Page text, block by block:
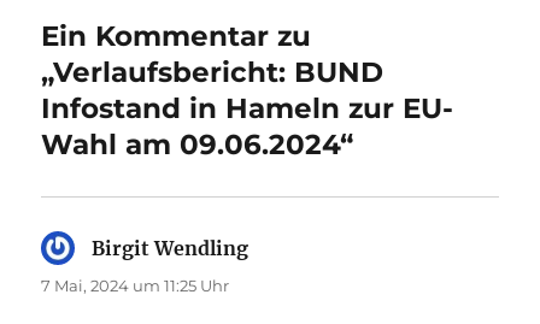
Ein Kommentar zu
„Verlaufsbericht: BUND
Infostand in Hameln zur EU-
Wahl am 09.06.2024“
Birgit Wendling
7 Mai, 2024 um 11:25 Uhr